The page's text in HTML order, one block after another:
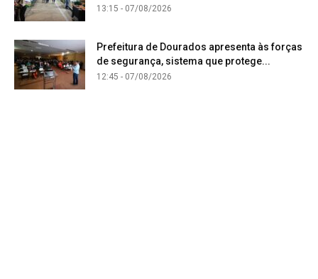
13:15 - 07/08/2026
Prefeitura de Dourados apresenta às forças
de segurança, sistema que protege...
12:45 - 07/08/2026